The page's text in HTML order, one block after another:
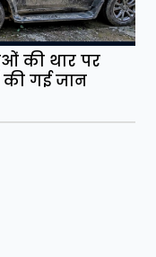
की थार पर
की गई जान